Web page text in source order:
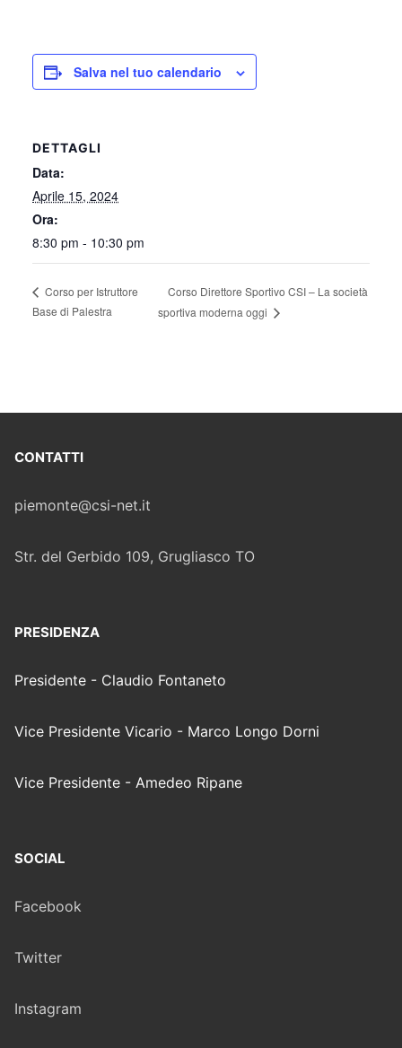
Salva nel tuo calendario
DETTAGLI
Data:
Aprile 15, 2024
Ora:
8:30 pm - 10:30 pm
Corso per Istruttore
Base di Palestra
Corso Direttore Sportivo CSI – La società
sportiva moderna oggi
CONTATTI
piemonte@csi-net.it
Str. del Gerbido 109, Grugliasco TO
PRESIDENZA
Presidente - Claudio Fontaneto
Vice Presidente Vicario - Marco Longo Dorni
Vice Presidente - Amedeo Ripane
SOCIAL
Facebook
Twitter
Instagram